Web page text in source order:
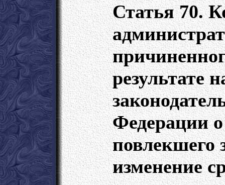
Статья 70.
результате
Федерации о
повлекшего
изменение